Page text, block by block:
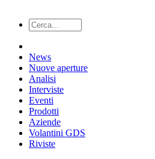
News
Nuove aperture
Analisi
Interviste
Eventi
Prodotti
Aziende
Volantini GDS
Riviste